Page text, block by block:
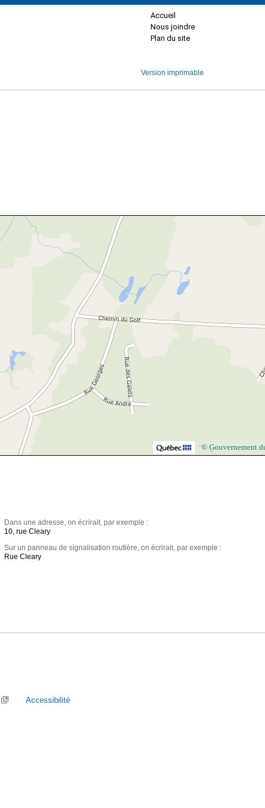
Accueil
Nous joindre
Plan du site
Version imprimable
© Gouvernement
Dans une adresse, on écrirait, par exemple :
10, rue Cleary
Sur un panneau de signalisation routière, on écrirait, par exemple :
Rue Cleary
Accessibilité